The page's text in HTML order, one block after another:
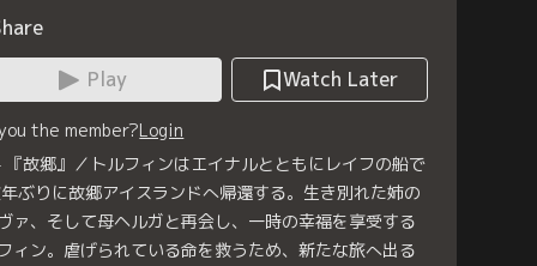
Play
Watch Later
the member?Login
故郷』／トルフィンはエイナルとともにレイフの船で
ぶりに故郷アイスランドへ帰還する。生き別れた姉の
ァ、そして母ヘルガと再会し、一時の幸福を享受する
ィン。虐げられている命を救うため、新たな旅へ出る